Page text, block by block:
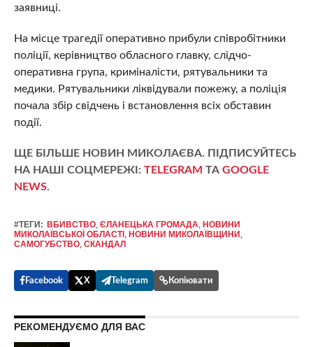
заявниці.
На місце трагедії оперативно прибули співробітники
поліції, керівництво обласного главку, слідчо-
оперативна група, криміналісти, рятувальники та
медики. Рятувальники ліквідували пожежу, а поліція
почала збір свідчень і встановлення всіх обставин
події.
ЩЕ БІЛЬШЕ НОВИН МИКОЛАЄВА. ПІДПИСУЙТЕСЬ
НА НАШІ СОЦМЕРЕЖІ: TELEGRAM ТА GOOGLE
NEWS.
#ТЕГИ: ВБИВСТВО, ЄЛАНЕЦЬКА ГРОМАДА, НОВИНИ
МИКОЛАЇВСЬКОЇ ОБЛАСТІ , НОВИНИ МИКОЛАЇВЩИНИ ,
САМОГУБСТВО, СКАНДАЛ
Facebook X Telegram Копіювати
РЕКОМЕНДУЄМО ДЛЯ ВАС